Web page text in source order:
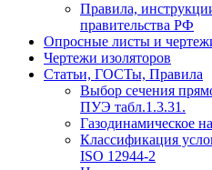
Правила,
правительства РФ
Опросные листы и
Чертежи изоляторов
Статьи, ГОСТы, Правила
Выбор сечения
ПУЭ табл.1.3.31.
Газодинамическое
Классификация
ISO 12944-2